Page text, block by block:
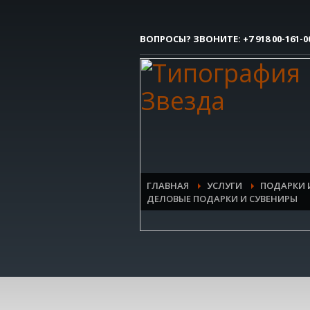
1 Вы делаете заявку.
Все очень просто, но если возникли
контактым номерам.
ВОПРОСЫ? ЗВОНИТЕ: +7 918 00-161-
ГЛАВНАЯ УСЛУГИ
ПОДАРКИ
ДЕЛОВЫЕ ПОДАРКИ И СУВЕНИРЫ